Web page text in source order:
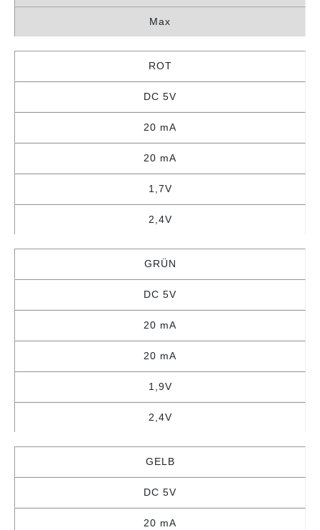
Max
ROT
DC 5V
20 mA
20 mA
1,7V
2,4V
GRÜN
DC 5V
20 mA
20 mA
1,9V
2,4V
GELB
DC 5V
20 mA